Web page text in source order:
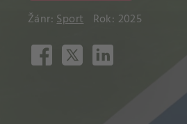
Žánr:Sport Rok: 2025